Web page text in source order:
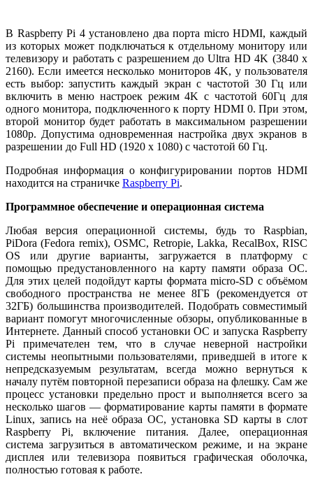
В Raspberry Pi 4 установлено два порта micro HDMI, каждый
из которых может подключаться к отдельному монитору или
телевизору и работать с разрешением до Ultra HD 4K (3840 x
2160). Если имеется несколько мониторов 4K, у пользователя
есть выбор: запустить каждый экран с частотой 30 Гц или
включить в меню настроек режим 4K с частотой 60Гц для
одного монитора, подключенного к порту HDMI 0. При этом,
второй монитор будет работать в максимальном разрешении
1080p. Допустима одновременная настройка двух экранов в
разрешении до Full HD (1920 х 1080) с частотой 60 Гц.
Подробная информация о конфигурировании портов HDMI
находится на страничке Raspberry Pi.
Программное обеспечение и операционная система
Любая версия операционной системы, будь то Raspbian,
PiDora (Fedora remix), OSMC, Retropie, Lakka, RecalBox, RISC
OS или другие варианты, загружается в платформу с
помощью предустановленного на карту памяти образа ОС.
Для этих целей подойдут карты формата micro-SD с объёмом
свободного пространства не менее 8ГБ (рекомендуется от
32ГБ) большинства производителей. Подобрать совместимый
вариант помогут многочисленные обзоры, опубликованные в
Интернете. Данный способ установки ОС и запуска Raspberry
Pi примечателен тем, что в случае неверной настройки
системы неопытными пользователями, приведшей в итоге к
непредсказуемым результатам, всегда можно вернуться к
началу путём повторной перезаписи образа на флешку. Сам же
процесс установки предельно прост и выполняется всего за
несколько шагов — форматирование карты памяти в формате
Linux, запись на неё образа ОС, установка SD карты в слот
Raspberry Pi, включение питания. Далее, операционная
система загрузиться в автоматическом режиме, и на экране
дисплея или телевизора появиться графическая оболочка,
полностью готовая к работе.